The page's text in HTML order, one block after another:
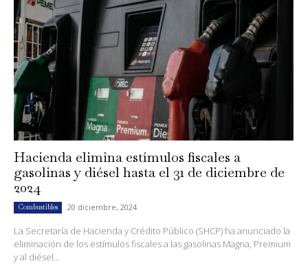
Hacienda elimina estímulos fiscales a
gasolinas y diésel hasta el 31 de diciembre de
2024
Combustibles 20 diciembre, 2024
La Secretaría de Hacienda y Crédito Público (SHCP) ha anunciado la
eliminación de los estímulos fiscales a las gasolinas Magna, Premium
y al diésel...